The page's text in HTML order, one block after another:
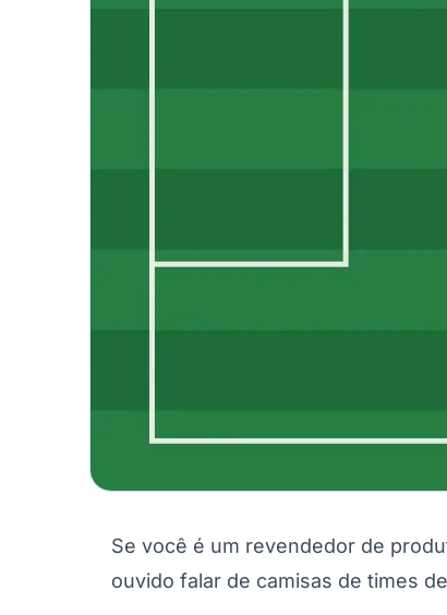
Se você é um revendedor de
ouvido falar de camisas de times